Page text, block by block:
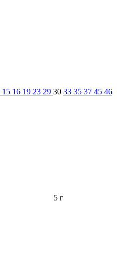
15 16 19 23 29 30 33 35 37 45 46
5 г